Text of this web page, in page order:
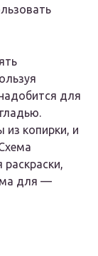
для
копирки, и
для —